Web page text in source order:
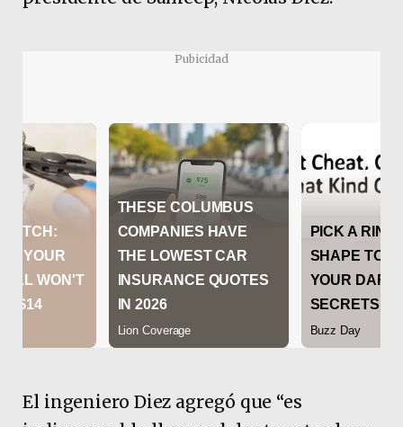
Pubicidad
El ingeniero Diez agregó que “es